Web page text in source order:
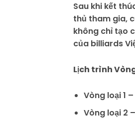
Sau khi kết
thủ tham gia,
không chỉ tạo
của billiards
Lịch trình
Vòng loại 1
Vòng loại 2